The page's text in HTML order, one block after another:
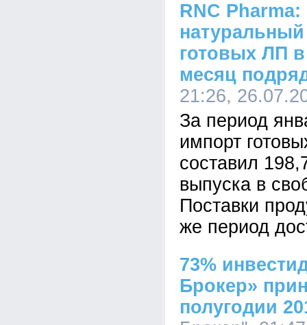
RNC
готовых ЛП
месяц
21:26,
За период
импорт
составил
выпуска в
Поставки
же период
73%
Брокер»
полугодии